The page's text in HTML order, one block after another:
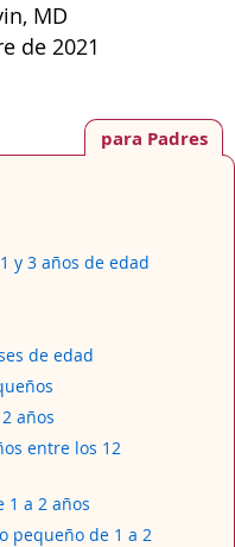
MD
de 2021
para Padres
y 3 años de edad
de edad
años
entre los 12
1 a 2 años
pequeño de 1 a 2